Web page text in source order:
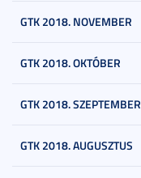
GTK 2018. NOVEMBER
GTK 2018. OKTÓBER
GTK 2018. SZEPTEMBER
GTK 2018. AUGUSZTUS